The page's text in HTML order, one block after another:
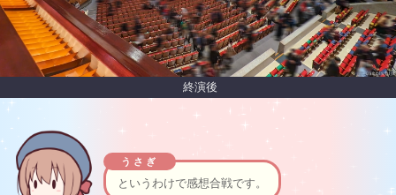
終演後
うさぎ
というわけで感想合戦です。